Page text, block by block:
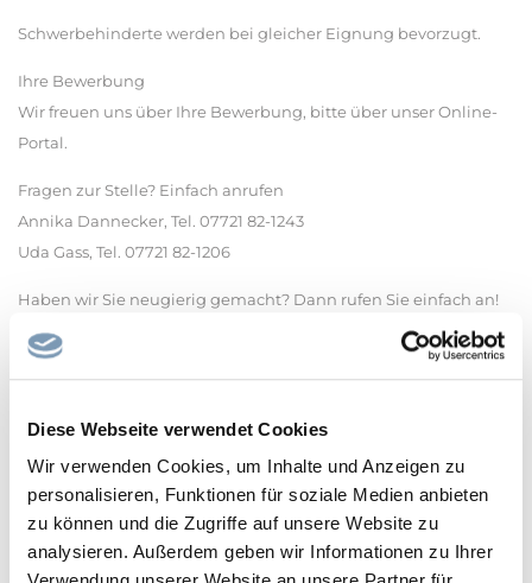
Diese Webseite verwendet Cookies
Wir verwenden Cookies, um Inhalte und Anzeigen zu
personalisieren, Funktionen für soziale Medien anbieten
zu können und die Zugriffe auf unsere Website zu
analysieren. Außerdem geben wir Informationen zu Ihrer
Schwerbehinderte werden bei gleicher Eignung bevorzugt.
Ihre Bewerbung
Wir freuen uns über Ihre Bewerbung, bitte über unser Online-
Portal.
Fragen zur Stelle? Einfach anrufen
Annika Dannecker, Tel. 07721 82-1243
Uda Gass, Tel. 07721 82-1206
Haben wir Sie neugierig gemacht? Dann rufen Sie einfach an!
Wir vereinbaren gerne einen Termin zum Kennenlernen der
Schule.
Haupt- und Personalamt
Postfach 12 60
78002 Villingen-Schwenningen
Das Online-Portal sowie Informationen über uns als